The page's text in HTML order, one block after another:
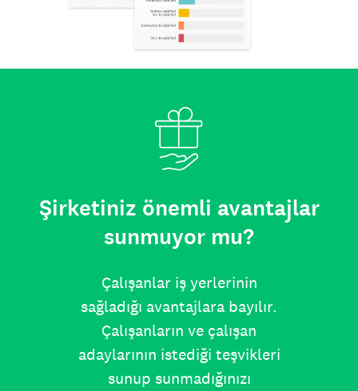
Şirketiniz önemli avantajlar
sunmuyor mu?
Çalışanlar iş yerlerinin
sağladığı avantajlara bayılır.
Çalışanların ve çalışan
adaylarının istediği teşvikleri
sunup sunmadığınızı